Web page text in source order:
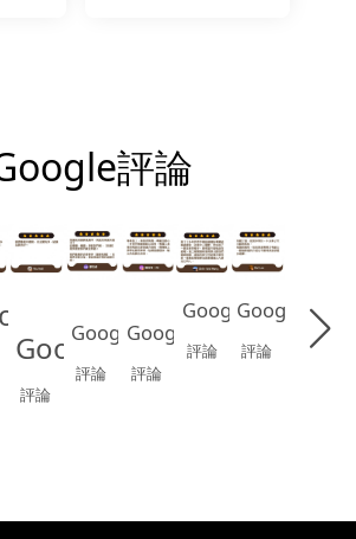
評論
Google
評論
Google
評論
Google
評論
Google
評論
Google
評論